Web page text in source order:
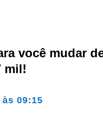
você mudar
mil!
às 09:15